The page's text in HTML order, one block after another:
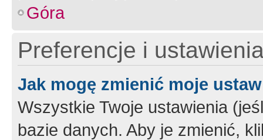
Góra
Preferencje i
Jak mogę zmienić moje
Wszystkie Twoje ustawienia
bazie danych. Aby je zmienić,